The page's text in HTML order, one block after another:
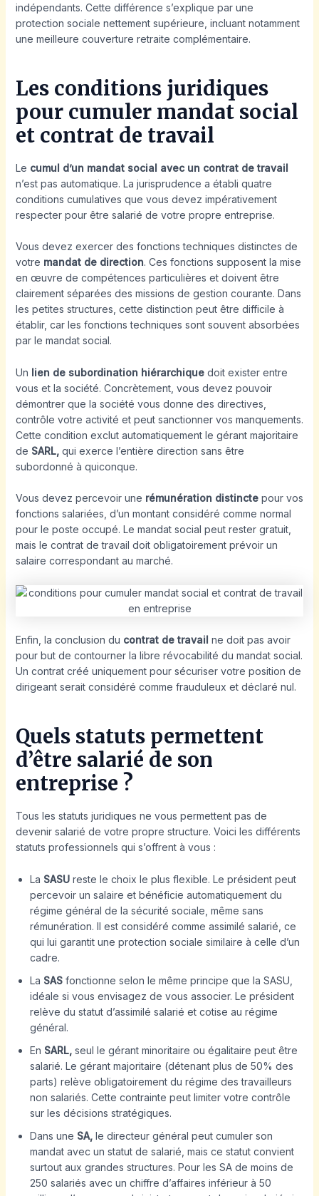
indépendants. Cette différence s’explique par une
protection sociale nettement supérieure, incluant notamment
une meilleure couverture retraite complémentaire.
Les conditions juridiques
pour cumuler mandat social
et contrat de travail
Le cumul d’un mandat social avec un contrat de travail
n’est pas automatique. La jurisprudence a établi quatre
conditions cumulatives que vous devez impérativement
respecter pour être salarié de votre propre entreprise.
Vous devez exercer des fonctions techniques distinctes de
votre mandat de direction. Ces fonctions supposent la mise
en œuvre de compétences particulières et doivent être
clairement séparées des missions de gestion courante. Dans
les petites structures, cette distinction peut être difficile à
établir, car les fonctions techniques sont souvent absorbées
par le mandat social.
Un lien de subordination hiérarchiquedoit exister entre
vous et la société. Concrètement, vous devez pouvoir
démontrer que la société vous donne des directives,
contrôle votre activité et peut sanctionner vos manquements.
Cette condition exclut automatiquement le gérant majoritaire
de SARL,qui exerce l’entière direction sans être
subordonné à quiconque.
Vous devez percevoir une rémunération distinctepour vos
fonctions salariées, d’un montant considéré comme normal
pour le poste occupé. Le mandat social peut rester gratuit,
mais le contrat de travail doit obligatoirement prévoir un
salaire correspondant au marché.
Enfin, la conclusion du contrat de travail ne doit pas avoir
pour but de contourner la libre révocabilité du mandat social.
Un contrat créé uniquement pour sécuriser votre position de
dirigeant serait considéré comme frauduleux et déclaré nul.
Quels statuts permettent
d’être salarié de son
entreprise ?
Tous les statuts juridiques ne vous permettent pas de
devenir salarié de votre propre structure. Voici les différents
statuts professionnels qui s’offrent à vous :
La SASUreste le choix le plus flexible. Le président peut
percevoir un salaire et bénéficie automatiquement du
régime général de la sécurité sociale, même sans
rémunération. Il est considéré comme assimilé salarié, ce
qui lui garantit une protection sociale similaire à celle d’un
cadre.
La SASfonctionne selon le même principe que la SASU,
idéale si vous envisagez de vous associer. Le président
relève du statut d’assimilé salarié et cotise au régime
général.
En SARL,seul le gérant minoritaire ou égalitaire peut être
salarié. Le gérant majoritaire (détenant plus de 50% des
parts) relève obligatoirement du régime des travailleurs
non salariés. Cette contrainte peut limiter votre contrôle
sur les décisions stratégiques.
Dans une SA,le directeur général peut cumuler son
mandat avec un statut de salarié, mais ce statut convient
surtout aux grandes structures. Pour les SA de moins de
250 salariés avec un chiffre d’affaires inférieur à 50